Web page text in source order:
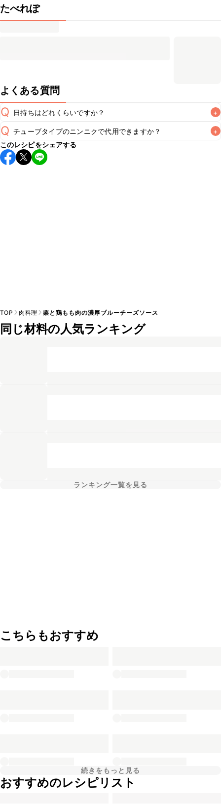
たべれぽ
よくある質問
Q 日持ちはどれくらいですか？ +
A
保存期間は冷蔵で翌日中が目安です。なるべくお早めにお召
し上がりください。
※日持ちは目安です。
Q チューブタイプのニンニクで代用できますか？ +
A
チューブタイプのニンニクを使用してもお作りいただけま
す。小さじ1を目安に加え、お好みの風味になるようご調節く
このレシピをシェアする
TOP 肉料理 栗と鶏もも肉の濃厚ブルーチーズソース
同じ材料の人気ランキング
ランキング一覧を見る
こちらもおすすめ
続きをもっと見る
おすすめのレシピリスト